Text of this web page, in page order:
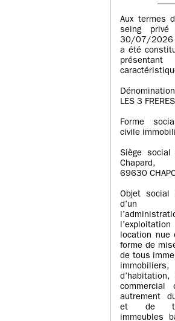
Aux termes
seing
30/07/2026
a été
LES 3 FRERES
Forme
civile
Siège
Chapard,
69630
Objet social
d’un
location nue
forme de
de tous
commercial
autrement
et de
immeubles